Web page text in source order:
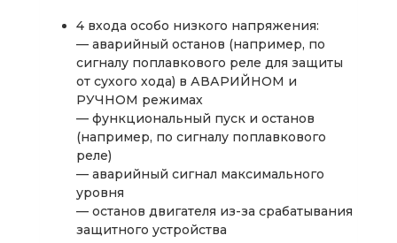
4 входа особо низкого напряжения:
— аварийный останов (например, по
сигналу поплавкового реле для защиты
от сухого хода) в АВАРИЙНОМ и
РУЧНОМ режимах
— функциональный пуск и останов
(например, по сигналу поплавкового
реле)
— аварийный сигнал максимального
уровня
— останов двигателя из-за срабатывания
защитного устройства